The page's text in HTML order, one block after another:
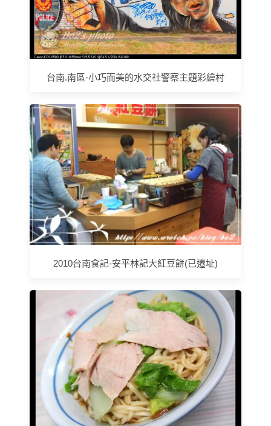
台南.南區-小巧而美的水交社警察主題彩繪村
2010台南食記-安平林記大紅豆餅(已遷址)